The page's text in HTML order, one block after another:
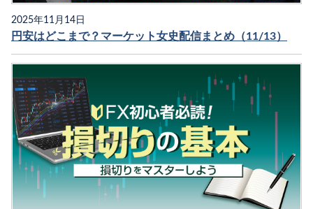
2025年11月14日
円安はどこまで？マーケット女史配信まとめ（11/13）